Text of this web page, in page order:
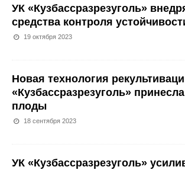
УК «Кузбассразрезуголь»
средства контроля
19 октября 2023
Новая технология
«Кузбассразрезуголь»
плоды
18 сентября 2023
УК «Кузбассразрезуголь»